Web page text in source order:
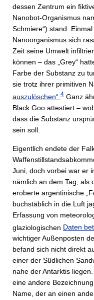
dessen Zentrum ein
Nanobot-Organismus
Schmiere“) stand.
Nanoorganismus sich
Zeit seine Umwelt
können – das „Grey“
Farbe der Substanz zu
sie trotz ihrer primitiven
auszulöschen“. 4 Ganz
Black Goo attestiert –
dass die Substanz
sein soll.
Eigentlich endete der
Juni, doch vorbei war er
nämlich an dem Tag, als
eroberte argentinische
buchstäblich in die Luft
Erfassung von
glaziologischen Daten
wichtiger Außenposten
befand sich nicht direkt
einer der Südlichen
nahe der Antarktis
eine andere
Name, der an einen